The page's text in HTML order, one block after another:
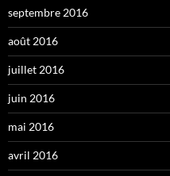
septembre 2016
août 2016
juillet 2016
juin 2016
mai 2016
avril 2016